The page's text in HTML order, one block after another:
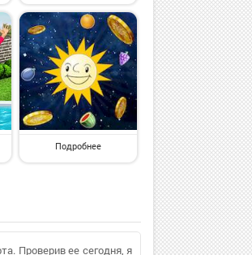
Подробнее
Проверив ее сегодня, я